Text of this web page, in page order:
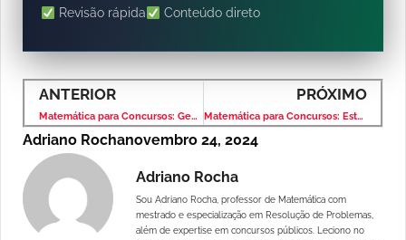
Revisão rápida
Conteúdo direto
ANTERIOR
Matemática para Concursos: Geometria Plana – Banca VUNESP – Nível Médio
PRÓXIMO
Matemática para Concursos: Estatística – Banca VUNESP – Nível Médio
Adriano Rochanovembro 24, 2024
Adriano Rocha
Sou Adriano Rocha, professor de Matemática com
mestrado e especialização em Resolução de Problemas,
além de expertise em concursos públicos. Leciono no